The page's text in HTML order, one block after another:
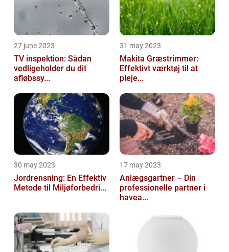
27 june 2023
TV inspektion: Sådan
vedligeholder du dit
afløbssy...
31 may 2023
Makita Græstrimmer:
Effektivt værktøj til at
pleje...
30 may 2023
Jordrensning: En Effektiv
Metode til Miljøforbedri...
17 may 2023
Anlægsgartner – Din
professionelle partner i
havea...